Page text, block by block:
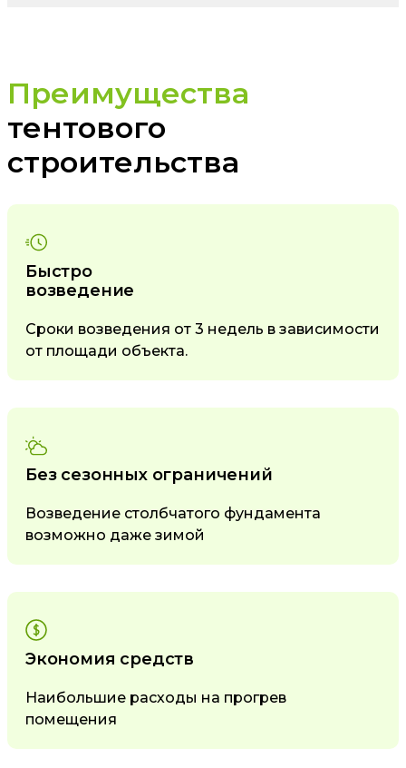
Преимущества
тентового
строительства
Быстро
возведение
Сроки возведения от 3 недель в зависимости
от площади объекта.
Без сезонных ограничений
Возведение столбчатого фундамента
возможно даже зимой
Экономия средств
Наибольшие расходы на прогрев
помещения